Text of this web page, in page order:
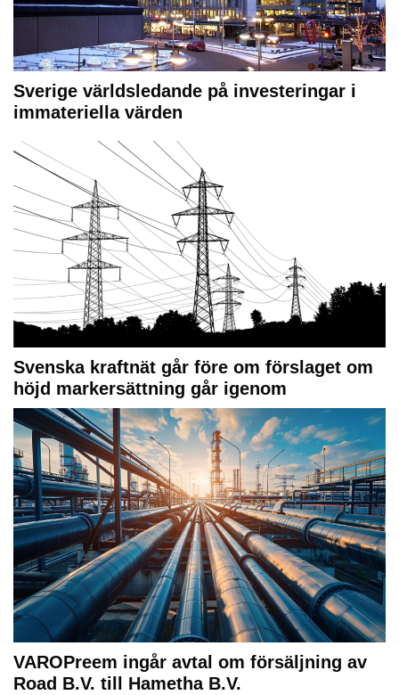
Sverige världsledande på investeringar i
immateriella värden
Svenska kraftnät går före om förslaget om
höjd markersättning går igenom
VAROPreem ingår avtal om försäljning av
Road B.V. till Hametha B.V.